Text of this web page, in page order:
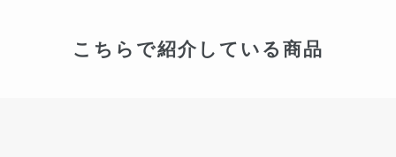
こちらで紹介している商品